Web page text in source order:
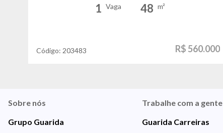
1 Vaga 48 m²
Código: 203483 R$ 560.000
Sobre nós
Grupo Guarida
Trabalhe com a gente
Guarida Carreiras